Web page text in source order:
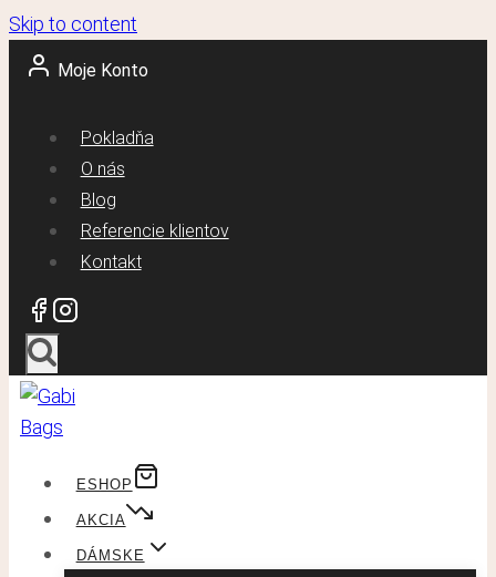
Skip to content
Moje Konto
Pokladňa
O nás
Blog
Referencie klientov
Kontakt
ESHOP
AKCIA
DÁMSKE